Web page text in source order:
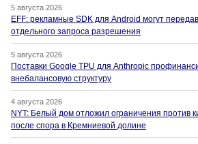
5 августа 2026
EFF: рекламные SDK для Android могут
отдельного запроса разрешения
5 августа 2026
Поставки Google TPU для Anthropic
внебалансовую структуру
4 августа 2026
NYT: Белый дом отложил ограничения против
после спора в Кремниевой долине